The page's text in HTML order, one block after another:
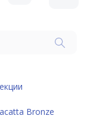
Bronze